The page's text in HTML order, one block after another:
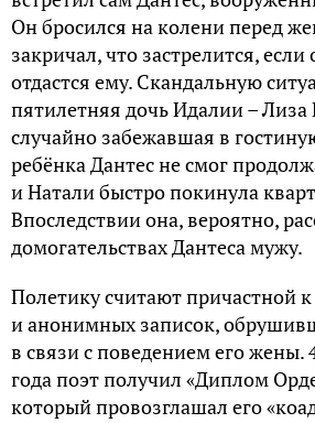
Он бросился на колени перед
закричал, что застрелится, если
отдастся ему. Скандальную
пятилетняя дочь Идалии – Лиза
случайно забежавшая в
ребёнка Дантес не смог
и Натали быстро покинула
Впоследствии она, вероятно,
домогательствах Дантеса мужу.
Полетику считают причастной
и анонимных записок,
в связи с поведением его жены.
года поэт получил «Диплом
который провозглашал его